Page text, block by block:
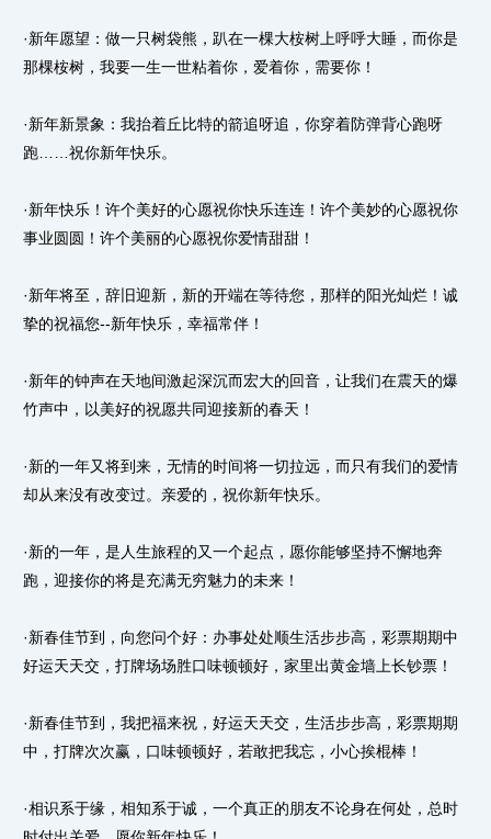
·新年愿望：做一只树袋熊，趴在一棵大桉树上呼呼大睡，而你是
那棵桉树，我要一生一世粘着你，爱着你，需要你！
·新年新景象：我抬着丘比特的箭追呀追，你穿着防弹背心跑呀
跑……祝你新年快乐。
·新年快乐！许个美好的心愿祝你快乐连连！许个美妙的心愿祝你
事业圆圆！许个美丽的心愿祝你爱情甜甜！
·新年将至，辞旧迎新，新的开端在等待您，那样的阳光灿烂！诚
挚的祝福您--新年快乐，幸福常伴！
·新年的钟声在天地间激起深沉而宏大的回音，让我们在震天的爆
竹声中，以美好的祝愿共同迎接新的春天！
·新的一年又将到来，无情的时间将一切拉远，而只有我们的爱情
却从来没有改变过。亲爱的，祝你新年快乐。
·新的一年，是人生旅程的又一个起点，愿你能够坚持不懈地奔
跑，迎接你的将是充满无穷魅力的未来！
·新春佳节到，向您问个好：办事处处顺生活步步高，彩票期期中
好运天天交，打牌场场胜口味顿顿好，家里出黄金墙上长钞票！
·新春佳节到，我把福来祝，好运天天交，生活步步高，彩票期期
中，打牌次次赢，口味顿顿好，若敢把我忘，小心挨棍棒！
·相识系于缘，相知系于诚，一个真正的朋友不论身在何处，总时